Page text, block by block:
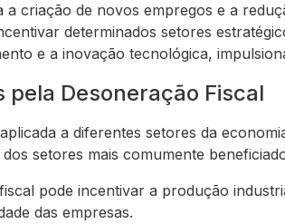
criação de novos empregos e a
determinados setores
e a inovação tecnológica,
Desoneração Fiscal
a diferentes setores da
setores mais comumente
pode incentivar a produção
das empresas.